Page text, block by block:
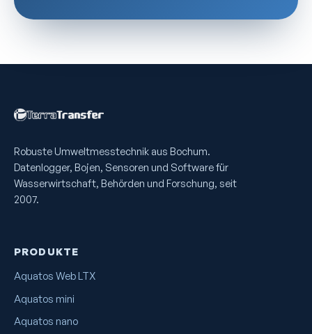
Robuste Umweltmess­technik aus Bochum.
Datenlogger, Bojen, Sensoren und Software für
Wasserwirtschaft, Behörden und Forschung, seit
2007.
PRODUKTE
Aquatos Web LTX
Aquatos mini
Aquatos nano